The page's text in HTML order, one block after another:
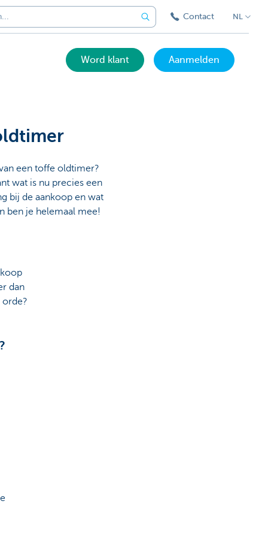
Contact NL
Word klant Aanmelden
een toffe oldtimer?
wat is nu precies een
bij de aankoop en wat
ben je helemaal mee!
dan